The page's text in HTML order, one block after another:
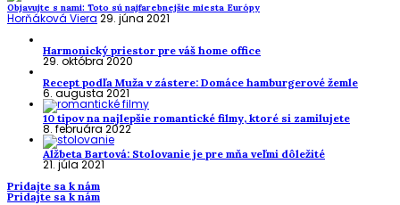
Objavujte s nami: Toto sú najfarebnejšie miesta Európy
Horňáková Viera 29. júna 2021
Harmonický priestor pre váš home office
29. októbra 2020
Recept podľa Muža v zástere: Domáce hamburgerové žemle
6. augusta 2021
10 tipov na najlepšie romantické filmy, ktoré si zamilujete
8. februára 2022
Alžbeta Bartová: Stolovanie je pre mňa veľmi dôležité
21. júla 2021
Pridajte sa k nám
Pridajte sa k nám